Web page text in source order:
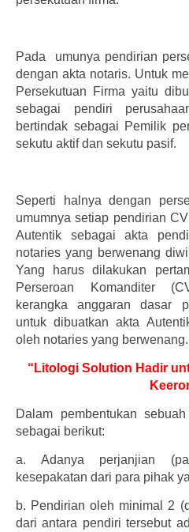
Pada umunya pendirian
dengan akta notaris. Untuk
Persekutuan Firma yaitu
sebagai pendiri
bertindak sebagai Pemilik
sekutu aktif dan sekutu pasif.
Seperti halnya dengan
umumnya setiap pendirian
Autentik sebagai akta
notaries yang berwenang
Yang harus dilakukan
Perseroan Komanditer
kerangka anggaran dasar
untuk dibuatkan akta
oleh notaries yang berwenang.
“Litologi Solution Hadir
Dalam pembentukan
sebagai berikut:
a.
Adanya perjanjian
kesepakatan dari para pihak
b. Pendirian oleh minimal 2
dari antara pendiri tersebut